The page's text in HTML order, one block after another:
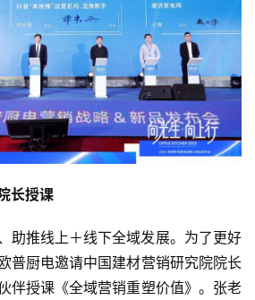
长授课
助推线上＋线下全域发展。为了更好
普厨电邀请中国建材营销研究院院长
伴授课《全域营销重塑价值》。张老